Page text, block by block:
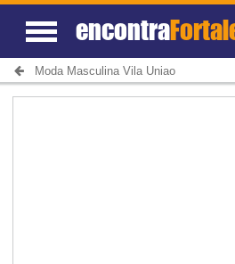
encontra
Moda Masculina Vila Uniao